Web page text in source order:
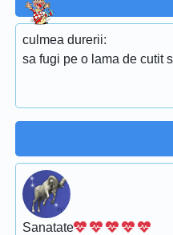
culmea durerii:
sa fugi pe o lama de cutit
Sanatate